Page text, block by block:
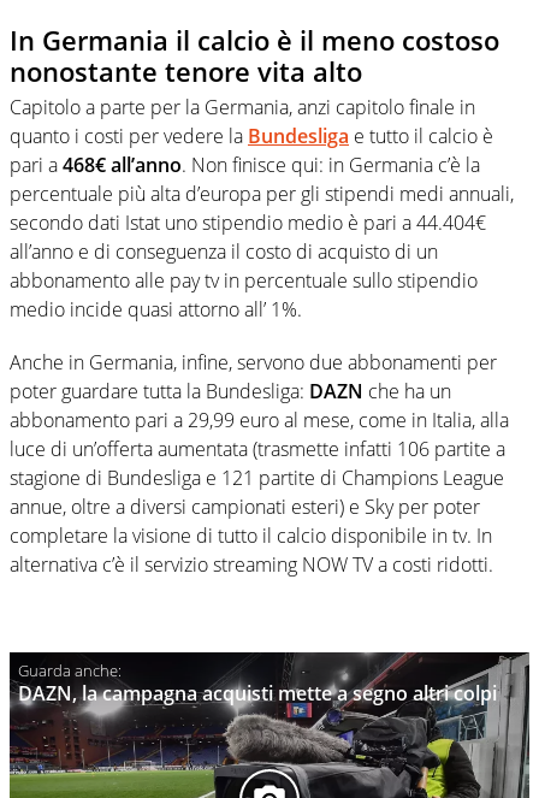
In Germania il calcio è il meno costoso
nonostante tenore vita alto
Capitolo a parte per la Germania, anzi capitolo finale in
quanto i costi per vedere la Bundesliga e tutto il calcio è
pari a468€ all’anno. Non finisce qui: in Germania c’è la
percentuale più alta d’europa per gli stipendi medi annuali,
secondo dati Istat uno stipendio medio è pari a 44.404€
all’anno e di conseguenza il costo di acquisto di un
abbonamento alle pay tv in percentuale sullo stipendio
medio incide quasi attorno all’ 1%.
Anche in Germania, infine, servono due abbonamenti per
poter guardare tutta la Bundesliga: DAZN che ha un
abbonamento pari a 29,99 euro al mese, come in Italia, alla
luce di un’offerta aumentata (trasmette infatti 106 partite a
stagione di Bundesliga e 121 partite di Champions League
annue, oltre a diversi campionati esteri) e Sky per poter
completare la visione di tutto il calcio disponibile in tv. In
alternativa c’è il servizio streaming NOW TV a costi ridotti.
DAZN, la campagna acquisti mette a segno altri colpi